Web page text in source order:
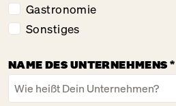
Gastronomie
Sonstiges
NAME DES UNTERNEHMENS*